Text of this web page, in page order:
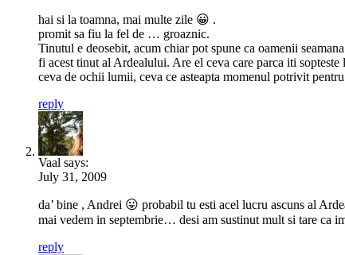
hai si la toamna, mai multe zile 😀 .
promit sa fiu la fel de … groaznic.
Tinutul e deosebit, acum chiar pot spune ca oamenii
fi acest tinut al Ardealului. Are el ceva care parca iti
ceva de ochii lumii, ceva ce asteapta momenul potrivit
reply
Vaal says:
July 31, 2009
da’ bine , Andrei 😛 probabil tu esti acel lucru ascuns al
mai vedem in septembrie… desi am sustinut mult si tare ca
reply